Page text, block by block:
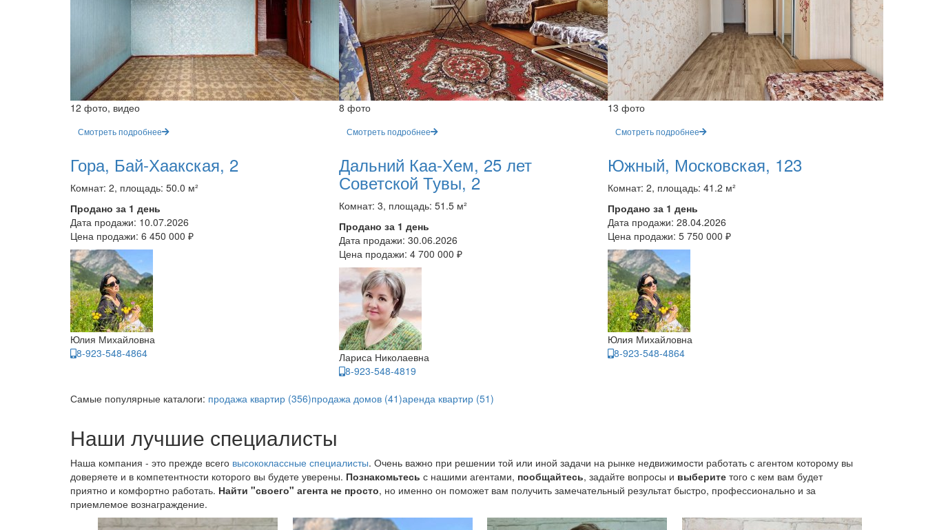
12 фото, видео
Смотреть подробнее
Гора, Бай-Хаакская, 2
Комнат: 2, площадь: 50.0 м²
Продано за 1 день
Дата продажи: 10.07.2026
Цена продажи: 6 450 000 ₽
Юлия Михайловна
8-923-548-4864
8 фото
Смотреть подробнее
Дальний Каа-Хем, 25 лет
Советской Тувы, 2
Комнат: 3, площадь: 51.5 м²
Продано за 1 день
Дата продажи: 30.06.2026
Цена продажи: 4 700 000 ₽
Лариса Николаевна
8-923-548-4819
13 фото
Смотреть подробнее
Южный, Московская, 123
Комнат: 2, площадь: 41.2 м²
Продано за 1 день
Дата продажи: 28.04.2026
Цена продажи: 5 750 000 ₽
Юлия Михайловна
8-923-548-4864
Самые популярные каталоги: продажа квартир (356)продажа домов (41)аренда квартир (51)
Наши лучшие специалисты
Наша компания - это прежде всего высококлассные специалисты. Очень важно при решении той или иной задачи на рынке недвижимости работать с агентом которому вы
доверяете и в компетентности которого вы будете уверены. Познакомьтесь с нашими агентами, пообщайтесь, задайте вопросы и выберите того с кем вам будет
приятно и комфортно работать. Найти "своего" агента не просто, но именно он поможет вам получить замечательный результат быстро, профессионально и за
приемлемое вознаграждение.